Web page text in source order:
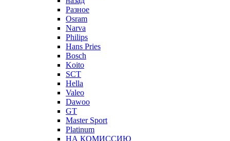
Разное
Osram
Narva
Philips
Hans Pries
Bosch
Koito
SCT
Hella
Valeo
Dawoo
GT
Master Sport
Platinum
НА КОМИССИЮ